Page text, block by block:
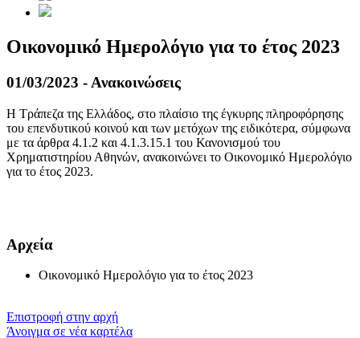
Οικονομικό Ημερολόγιο για το έτος 2023
01/03/2023 - Ανακοινώσεις
Η Τράπεζα της Ελλάδος, στο πλαίσιο της έγκυρης πληροφόρησης
του επενδυτικού κοινού και των μετόχων της ειδικότερα, σύμφωνα
με τα άρθρα 4.1.2 και 4.1.3.15.1 του Κανονισμού του
Χρηματιστηρίου Αθηνών, ανακοινώνει το Οικονομικό Ημερολόγιο
για το έτος 2023.
Αρχεία
Οικονομικό Ημερολόγιο για το έτος 2023
Επιστροφή στην αρχή
Άνοιγμα σε νέα καρτέλα